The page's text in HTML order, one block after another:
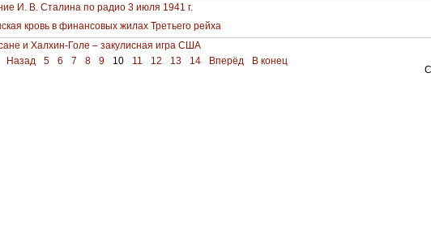
И. В. Сталина по радио 3 июля 1941 г.
кровь в финансовых жилах Третьего рейха
и Халхин-Голе – закулисная игра США
Назад 5 6 7 8 9 10 11 12 13 14 Вперёд В конец